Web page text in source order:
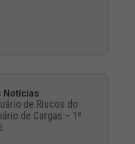
Notícias
de Riscos do
de Cargas – 1º